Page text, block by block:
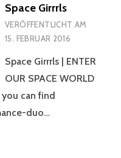
THE
MOON!
Space Girrrls
VERÖFFENTLICHT AM
15. FEBRUAR 2016
Space Girrrls | ENTER
OUR SPACE WORLD
you can find
duo…